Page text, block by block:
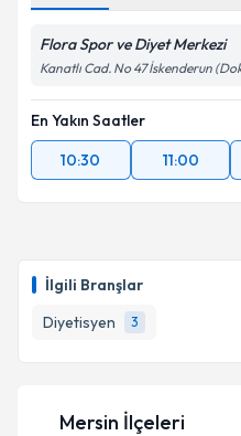
İlgili Branşlar
Diyetisyen
3
Flora Spor ve Diyet Merkezi
Kanatlı Cad. No 47 İskenderun
En Yakın Saatler
10:30
11:00
Mersin İlçeleri